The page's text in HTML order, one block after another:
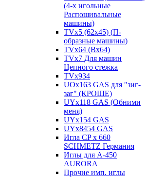
(4-х игольные
Распошивальные
машины)
TVх5 (62х45) (П-
образные машины)
TVх64 (Вх64)
TVх7 Для машин
Цепного стежка
TVх934
UOx163 GAS для "зиг-
заг" (КРОШЕ)
UYx118 GAS (Обними
меня)
UYx154 GAS
UYx8454 GAS
Игла CP х 660
SCHMETZ Германия
Иглы для А-450
AURORA
Прочие имп. иглы